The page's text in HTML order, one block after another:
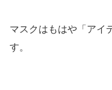
マスクはもはや「アイ
す。